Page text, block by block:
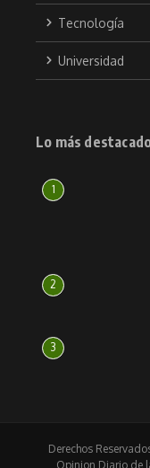
Tecnología
Universidad
Lo más
1
2
3
Derechos
Opinion Diario de